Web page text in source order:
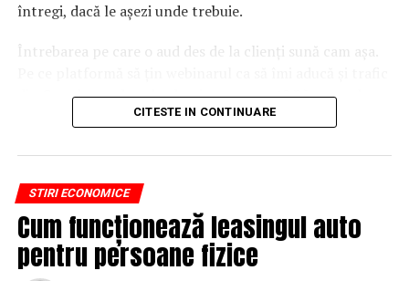
întregi, dacă le așezi unde trebuie.
Întrebarea pe care o aud des de la clienți sună cam așa.
din Google, nu doar lead-uri pe moment? Răspunsul
scurt e că platforma contează, dar nu în felul în care
Nu cel mai tare software câștigă, ci acela care îți lasă
conținutul liber, indexabil și ușor de reutilizat. Hai să o
luăm pe îndelete, fiindcă diferențele dintre opțiuni sunt
mai subtile decât par la prima vedere.
CITESTE IN CONTINUARE
STIRI ECONOMICE
Cum funcționează leasingul auto
pentru persoane fizice